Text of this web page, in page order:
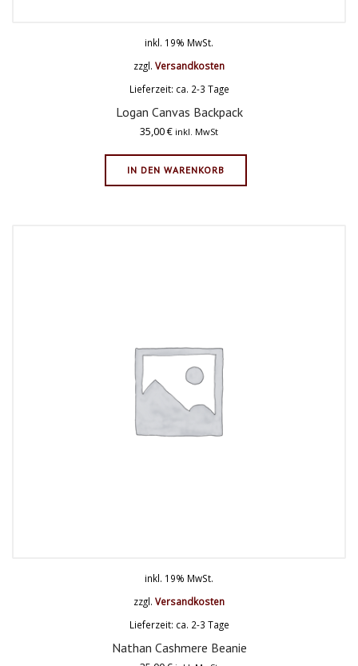
inkl. 19% MwSt.
zzgl. Versandkosten
Lieferzeit: ca. 2-3 Tage
Logan Canvas Backpack
35,00€ inkl. MwSt
IN DEN WARENKORB
inkl. 19% MwSt.
zzgl. Versandkosten
Lieferzeit: ca. 2-3 Tage
Nathan Cashmere Beanie